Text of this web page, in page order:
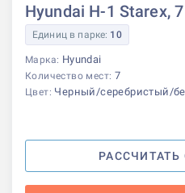
Hyundai H-1 Starex,
Единиц в парке: 10
Марка: Hyundai
Количество мест: 7
Цвет: Черный/серебристый/